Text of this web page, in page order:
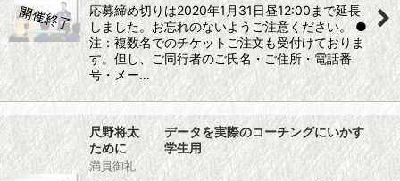
応募締め切りは2020年1月31日昼12:00まで延長
しました。お忘れのないようご注意ください。 ●
注：複数名でのチケットご注文も受付けておりま
す。但し、ご同行者のご氏名・ご住所・電話番
号・メー…
尺野将太 データを実際のコーチングにいかす
ために 学生用
満員御礼